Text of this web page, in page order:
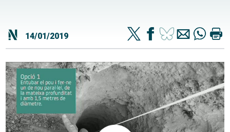
14/01/2019